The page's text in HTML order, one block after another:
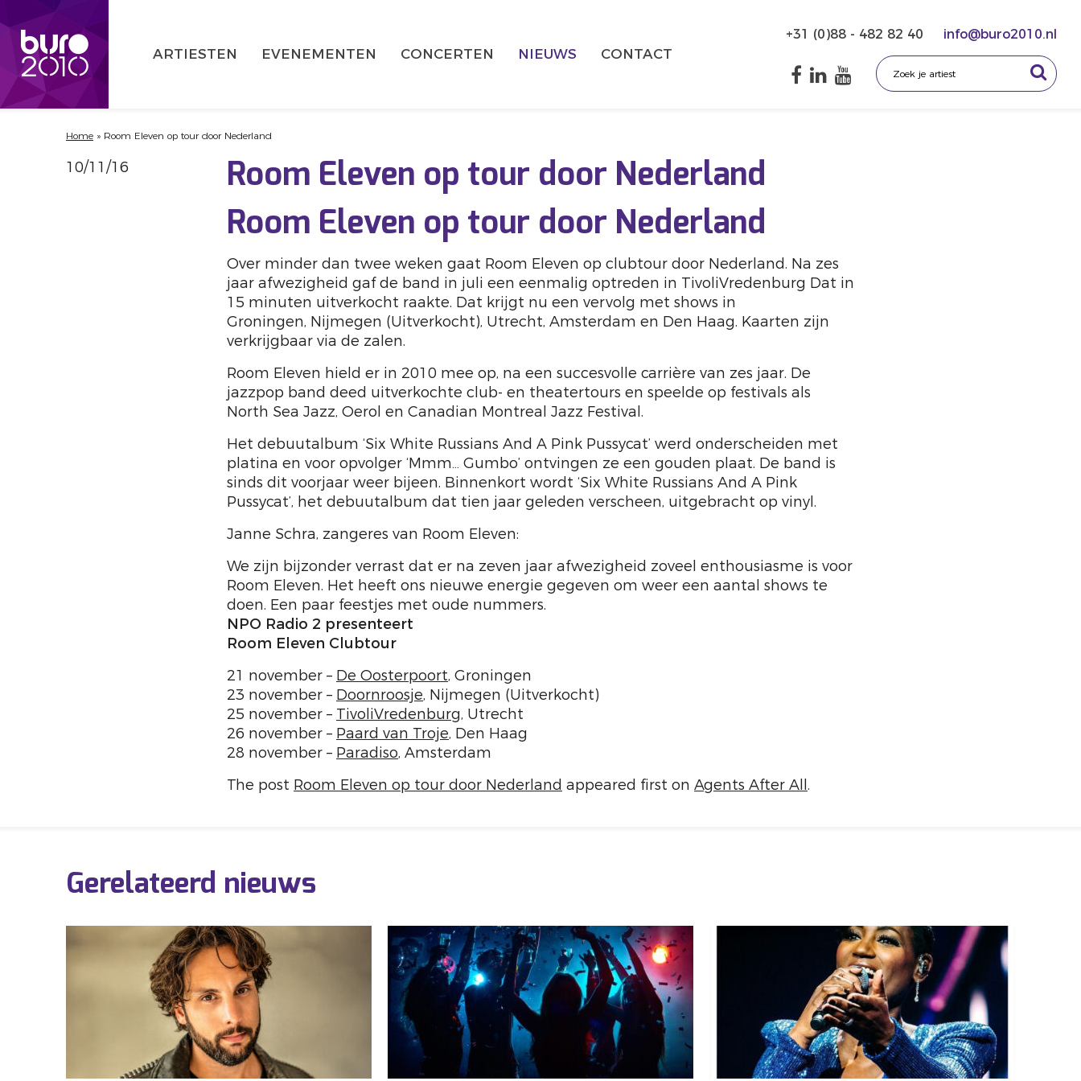
ARTIESTEN EVENEMENTEN CONCERTEN NIEUWS CONTACT
+31 (0)88 - 482 82 40 info@buro2010.nl
Home » Room Eleven op tour door Nederland
10/11/16
Room Eleven op tour door Nederland
Room Eleven op tour door Nederland
Over minder dan twee weken gaat Room Eleven op clubtour door Nederland. Na zes
jaar afwezigheid gaf de band in juli een eenmalig optreden in TivoliVredenburg Dat in
15 minuten uitverkocht raakte. Dat krijgt nu een vervolg met shows in
Groningen, Nijmegen (Uitverkocht), Utrecht, Amsterdam en Den Haag. Kaarten zijn
verkrijgbaar via de zalen.
Room Eleven hield er in 2010 mee op, na een succesvolle carrière van zes jaar. De
jazzpop band deed uitverkochte club- en theatertours en speelde op festivals als
North Sea Jazz, Oerol en Canadian Montreal Jazz Festival.
Het debuutalbum ‘Six White Russians And A Pink Pussycat’ werd onderscheiden met
platina en voor opvolger ‘Mmm… Gumbo’ ontvingen ze een gouden plaat. De band is
sinds dit voorjaar weer bijeen. Binnenkort wordt ‘Six White Russians And A Pink
Pussycat’, het debuutalbum dat tien jaar geleden verscheen, uitgebracht op vinyl.
Janne Schra, zangeres van Room Eleven:
We zijn bijzonder verrast dat er na zeven jaar afwezigheid zoveel enthousiasme is voor
Room Eleven. Het heeft ons nieuwe energie gegeven om weer een aantal shows te
doen. Een paar feestjes met oude nummers.
NPO Radio 2 presenteert
Room Eleven Clubtour
21 november – De Oosterpoort, Groningen
23 november – Doornroosje, Nijmegen (Uitverkocht)
25 november – TivoliVredenburg, Utrecht
26 november – Paard van Troje, Den Haag
28 november – Paradiso, Amsterdam
The post Room Eleven op tour door Nederland appeared first on Agents After All .
Gerelateerd nieuws